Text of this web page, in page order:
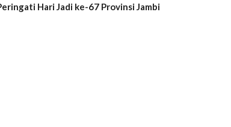
Hari Jadi ke-67 Provinsi Jambi